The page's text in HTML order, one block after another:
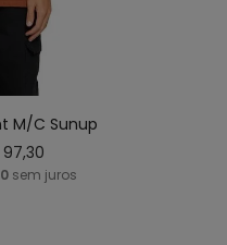
GG
M/C Sunup
97,30
sem juros